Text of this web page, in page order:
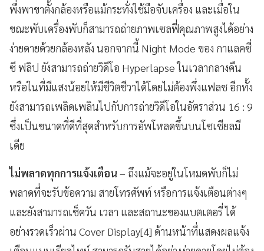
พึ่งพาขาตั้งกล้องหรือแม้กระทั่งใช้มือจับเครื่อง และเมื่อใน
ขณะพับเครื่องพับก็สามารถถ่ายภาพเซลฟี่คุณภาพสูงได้อย่าง
ง่ายดายด้วยกล้องหลัง นอกจากนี้ Night Mode ของ กาแลคซี่
ซี ฟลิป ยังสามารถถ่ายวิดีโอ Hyperlapse ในเวลากลางคืน
หรือในที่มีแสงน้อยให้มีชีวิตชีวาได้โดยไม่ต้องพึ่งแฟลช อีกทั้ง
ยังสามารถเพลิดเพลินไปกับการถ่ายวิดีโอในอัตราส่วน 16 : 9
ซึ่งเป็นขนาดที่ดีที่สุดสำหรับการอัพโหลดขึ้นบนโซเชียลมี
เดีย
ไม่พลาดทุกการแจ้งเตือน – ถึงแม้จะอยู่ในโหมดพับก็ไม่
พลาดที่จะรับข้อความ สายโทรศัพท์ หรือการแจ้งเตือนต่างๆ
และยังสามารถเช็ควัน เวลา และสถานะของแบตเตอรี่ ได้
อย่างรวดเร็วผ่าน Cover Display[4] ด้านหน้าที่แสดงผลแจ้ง